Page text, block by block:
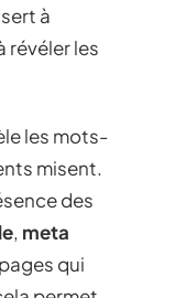
à
révéler les
les mots-
misent.
des
, meta
qui